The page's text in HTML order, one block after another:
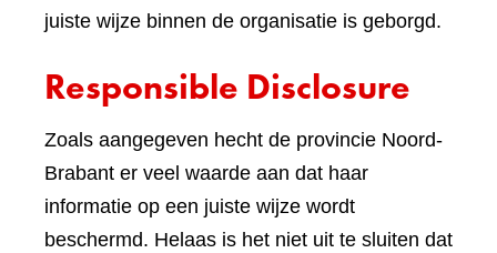
juiste wijze binnen de organisatie is geborgd.
Responsible Disclosure
Zoals aangegeven hecht de provincie Noord-
Brabant er veel waarde aan dat haar
informatie op een juiste wijze wordt
beschermd. Helaas is het niet uit te sluiten dat